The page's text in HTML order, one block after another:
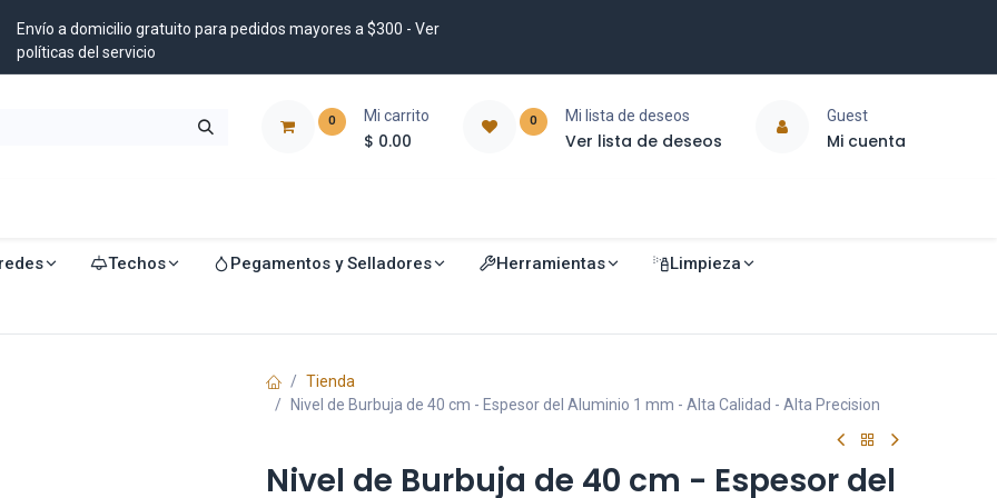
Envío a domicilio gratuito para pedidos mayores a $300 - Ver
políticas del servicio
0 Mi carrito
$ 0.00
0 Mi lista de deseos
Ver lista de deseos
Guest
Mi cuenta
Techos Pegamentos y Selladores Herramientas Limpieza
Tienda
Nivel de Burbuja de 40 cm - Espesor del Aluminio 1 mm - Alta Calidad - Alta Precision
Nivel de Burbuja de 40 cm - Espesor del